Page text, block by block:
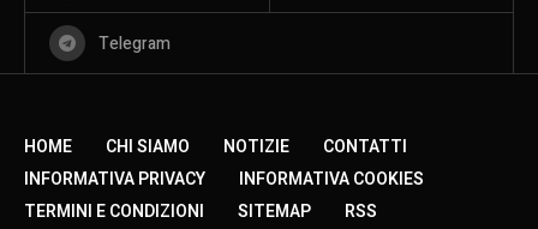
Telegram
HOME CHI SIAMO NOTIZIE
CONTATTI
INFORMATIVA PRIVACY
INFORMATIVA COOKIES
TERMINI E CONDIZIONI
SITEMAP RSS